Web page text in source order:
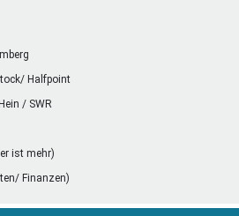
Halfpoint
/ SWR
ist mehr)
Finanzen)